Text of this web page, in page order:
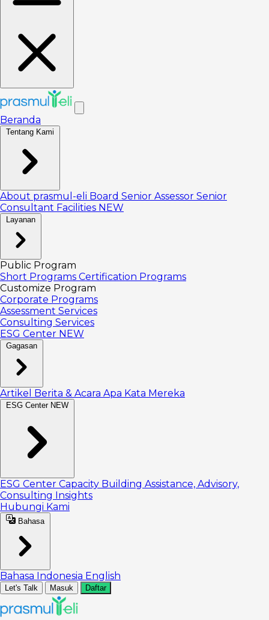
Beranda
Tentang Kami
About prasmul-eli Board Senior Assessor Senior
Consultant Facilities NEW
Layanan
Public Program
Short Programs Certification Programs
Customize Program
Corporate Programs
Assessment Services
Consulting Services
ESG Center NEW
Gagasan
Artikel Berita & Acara Apa Kata Mereka
ESG Center NEW
ESG Center Capacity Building Assistance, Advisory,
Consulting Insights
Hubungi Kami
Bahasa
Bahasa Indonesia English
Let's Talk Masuk Daftar